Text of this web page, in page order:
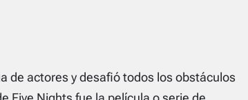
de actores y desafió todos los obstáculos